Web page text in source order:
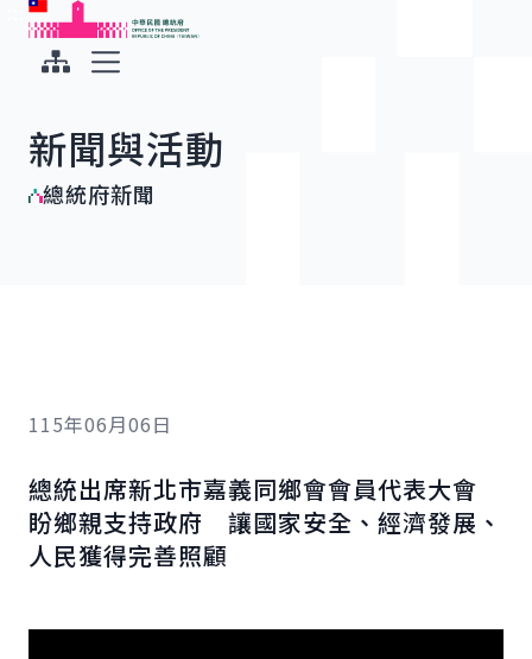
跳到主要內容
中華民國總統府
新聞與活動
總統府新聞
115年06月06日
總統出席新北市嘉義同鄉會會員代表大會
盼鄉親支持政府 讓國家安全、經濟發展、
人民獲得完善照顧